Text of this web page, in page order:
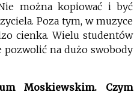
można kopiować i być
Poza tym, w muzyce
cienka. Wielu studentów
pozwolić na dużo swobody
Moskiewskim. Czym